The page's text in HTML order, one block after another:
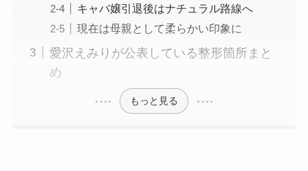
キャバ嬢引退後はナチュラル路線へ
現在は母親として柔らかい印象に
愛沢えみりが公表している整形箇所まと
め
もっと見る